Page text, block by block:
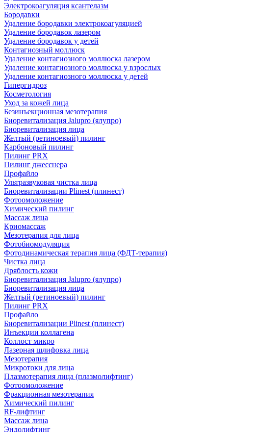
Электрокоагуляция ксантелазм
Бородавки
Удаление бородавки электрокоагуляцией
Удаление бородавок лазером
Удаление бородавок у детей
Контагиозный моллюск
Удаление контагиозного моллюска лазером
Удаление контагиозного моллюска у взрослых
Удаление контагиозного моллюска у детей
Гипергидроз
Косметология
Уход за кожей лица
Безинъекционная мезотерапия
Биоревитализация Jalupro (ялупро)
Биоревитализация лица
Желтый (ретиноевый) пилинг
Карбоновый пилинг
Пилинг PRX
Пилинг джесснера
Профайло
Ультразвуковая чистка лица
Биоревитализации Plinest (плинест)
Фотоомоложение
Химический пилинг
Массаж лица
Криомассаж
Мезотерапия для лица
Фотобиомодуляция
Фотодинамическая терапия лица (ФДТ-терапия)
Чистка лица
Дряблость кожи
Биоревитализация Jalupro (ялупро)
Биоревитализация лица
Желтый (ретиноевый) пилинг
Пилинг PRX
Профайло
Биоревитализации Plinest (плинест)
Инъекции коллагена
Коллост микро
Лазерная шлифовка лица
Мезотерапия
Микротоки для лица
Плазмотерапия лица (плазмолифтинг)
Фотоомоложение
Фракционная мезотерапия
Химический пилинг
RF-лифтинг
Массаж лица
Эндолифтинг